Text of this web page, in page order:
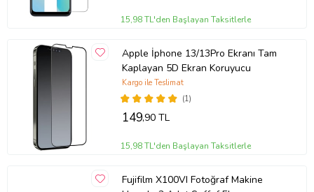
15,98 TL'den Başlayan Taksitlerle
Apple İphone 13/13Pro Ekranı Tam
Kaplayan 5D Ekran Koruyucu
(1)
Kargo ile Teslimat
149,90 TL
15,98 TL'den Başlayan Taksitlerle
Fujifilm X100VI Fotoğraf Makine